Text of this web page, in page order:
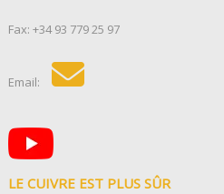
Fax: +34 93 779 25 97
Email:
LE CUIVRE EST PLUS SÛR